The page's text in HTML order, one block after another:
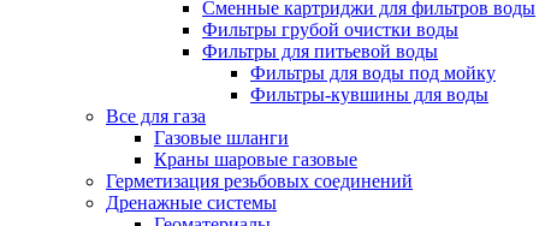
Сменные картриджи для фильтров воды
Фильтры грубой очистки воды
Фильтры для питьевой воды
Фильтры для воды под мойку
Фильтры-кувшины для воды
Все для газа
Газовые шланги
Краны шаровые газовые
Герметизация резьбовых соединений
Дренажные системы